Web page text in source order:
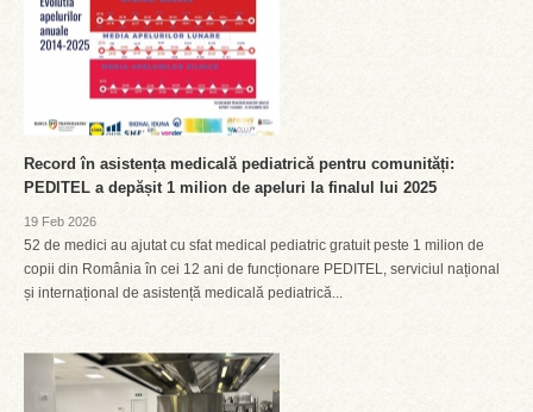
Record în asistența medicală pediatrică pentru comunități:
PEDITEL a depășit 1 milion de apeluri la finalul lui 2025
19 Feb 2026
52 de medici au ajutat cu sfat medical pediatric gratuit peste 1 milion de
copii din România în cei 12 ani de funcționare PEDITEL, serviciul național
și internațional de asistență medicală pediatrică...